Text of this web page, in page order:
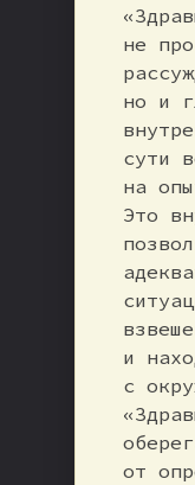
не
но и
сути
на
Это
и
с
от